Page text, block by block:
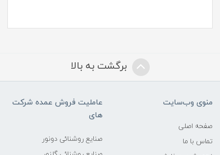
برگشت به بالا
منوی وب‌سایت
صفحه اصلی
تماس با ما
عاملیت فروش عمده شرکت
های
صنایع روشنائی دونور